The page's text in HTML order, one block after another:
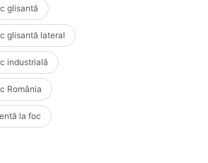
glisantă
glisantă lateral
industrială
România
la foc